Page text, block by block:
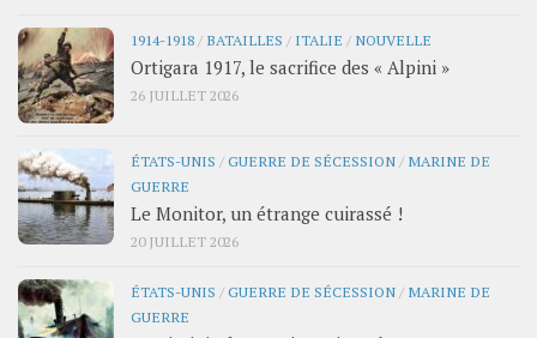
1914-1918 / BATAILLES / ITALIE / NOUVELLE
Ortigara 1917, le sacrifice des « Alpini »
26 JUILLET 2026
ÉTATS-UNIS /GUERRE DE SÉCESSION / MARINE DE
GUERRE
Le Monitor, un étrange cuirassé !
20 JUILLET 2026
ÉTATS-UNIS /GUERRE DE SÉCESSION / MARINE DE
GUERRE